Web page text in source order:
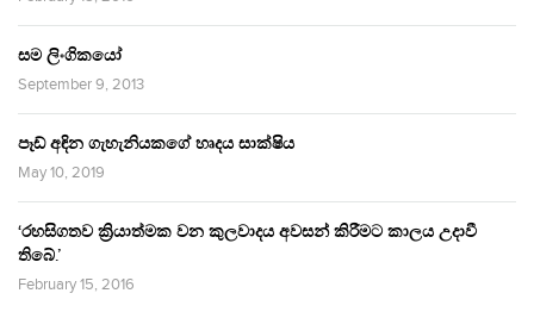
සම ලිංගිකයෝ
September 9, 2013
පෑඩ් අඳින ගැහැනියකගේ හෘදය සාක්ෂිය
May 10, 2019
‘රහසිගතව ක්‍රියාත්මක වන කුලවාදය අවසන් කිරීමට කාලය උදාවී
තිබේ.’
February 15, 2016